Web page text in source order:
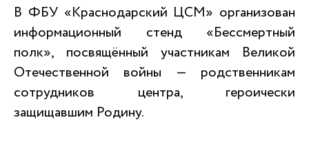
В ФБУ «Краснодарский ЦСМ» организован
информационный стенд «Бессмертный
полк», посвящённый участникам Великой
Отечественной войны — родственникам
сотрудников центра, героически
защищавшим Родину.